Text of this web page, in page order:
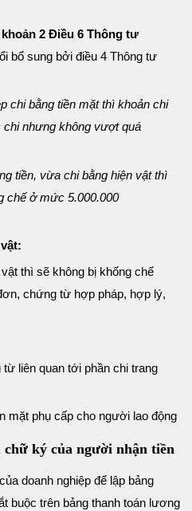
khoản 2 Điều 6 Thông tư
bổ sung bởi điều 4 Thông tư
chi bằng tiền mặt thì khoản chi
nhưng không vượt quá
tiền, vừa chi bằng hiện vật thì
chế ở mức 5.000.000
thì sẽ không bị khống chế
chứng từ hợp pháp, hợp lý,
liên quan tới phần chi trang
mặt phụ cấp cho người lao động
ký của người nhận tiền
doanh nghiệp để lập bảng
buộc trên bảng thanh toán lương